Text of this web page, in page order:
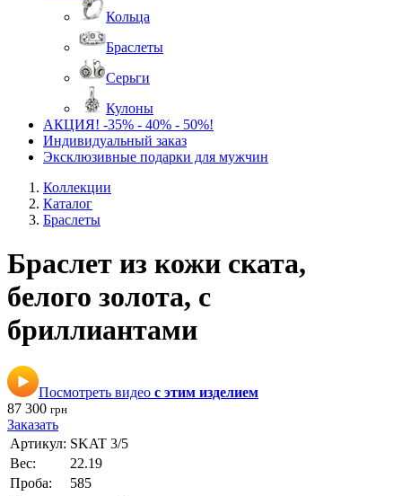
Кольца
Браслеты
Серьги
Кулоны
АКЦИЯ! -35% - 40% - 50%!
Индивидуальный заказ
Эксклюзивные подарки для мужчин
Коллекции
Каталог
Браслеты
Браслет из кожи ската,
белого золота, с
бриллиантами
Посмотреть видео с этим изделием
87 300 грн
Заказать
Артикул: SKAT 3/5
Вес:
22.19
Проба:
585